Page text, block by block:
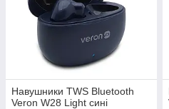
Навушники TWS Bluetooth
Veron W28 Light сині